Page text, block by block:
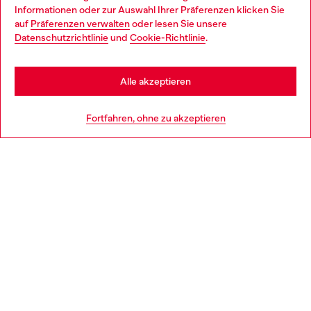
Informationen oder zur Auswahl Ihrer Präferenzen klicken Sie
auf Präferenzen verwaltenoder lesen Sie unsere
Datenschutzrichtlinieund Cookie-Richtlinie.
Fortfahren, ohne zu akzeptieren
Alle akzeptieren
Mehr erfahren
Choose your location
You are currently browsing Deutschland website, but it seems
you may be based in United States